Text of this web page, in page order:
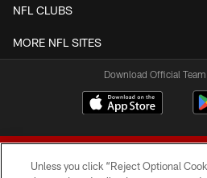
NFL CLUBS
MORE NFL SITES
Download Official
Unless you click “Reject Optional